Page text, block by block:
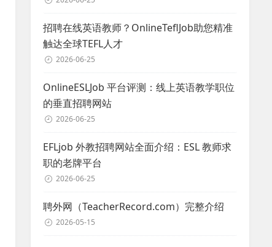
招聘在线英语教师？OnlineTeflJob助您精准
触达全球TEFL人才
2026-06-25
OnlineESLJob 平台评测：线上英语教学职位
的垂直招聘网站
2026-06-25
EFLjob 外教招聘网站全面介绍：ESL 教师求
职的老牌平台
2026-06-25
聘外网（TeacherRecord.com）完整介绍
2026-05-15